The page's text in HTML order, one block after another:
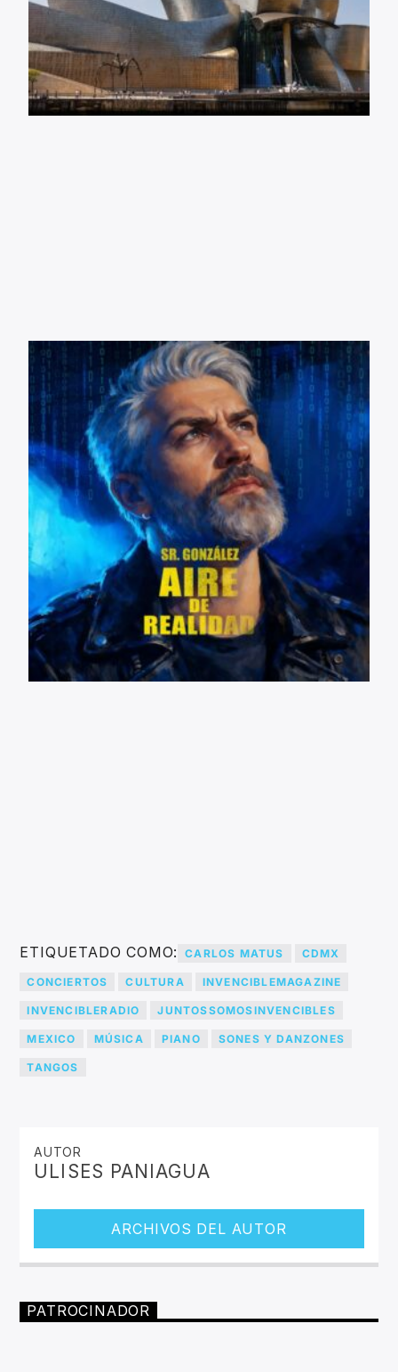
ETIQUETADO COMO: CARLOS MATUS CDMX
CONCIERTOS CULTURA INVENCIBLEMAGAZINE
INVENCIBLERADIO JUNTOSSOMOSINVENCIBLES
MEXICO MÚSICA PIANO SONES Y DANZONES
TANGOS
AUTOR
ULISES PANIAGUA
ARCHIVOS DEL AUTOR
PATROCINADOR